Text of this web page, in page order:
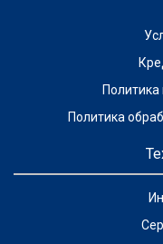
Политика